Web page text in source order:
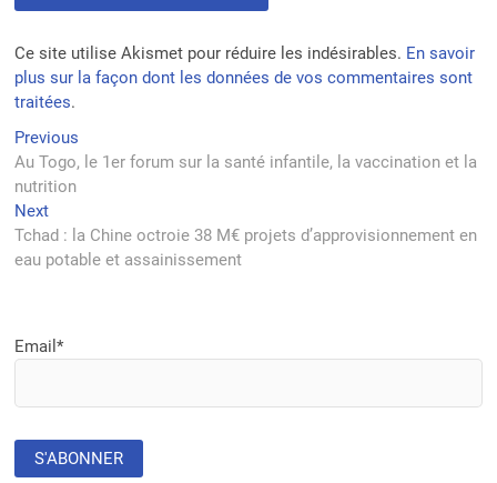
Ce site utilise Akismet pour réduire les indésirables. En savoir
plus sur la façon dont les données de vos commentaires sont
traitées.
Navigation
de
l’article
Previous
post:
Au Togo, le 1er forum sur la santé infantile, la vaccination et la
nutrition
NextNext
post:
Tchad : la Chine octroie 38 M€ projets d’approvisionnement en
eau potable et assainissement
Email*